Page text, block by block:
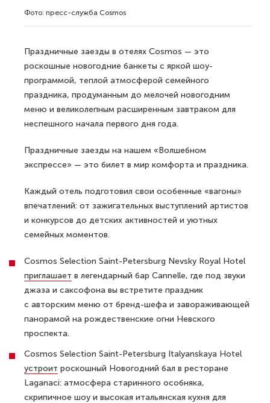
Фото: пресс-служба Cosmos
Праздничные заезды в отелях Cosmos — это
роскошные новогодние банкеты с яркой шоу-
программой, теплой атмосферой семейного
праздника, продуманным до мелочей новогодним
меню и великолепным расширенным завтраком для
неспешного начала первого дня года.
Праздничные заезды на нашем «Волшебном
экспрессе» — это билет в мир комфорта и праздника.
Каждый отель подготовил свои особенные «вагоны»
впечатлений: от зажигательных выступлений артистов
и конкурсов до детских активностей и уютных
семейных моментов.
Cosmos Selection Saint-Petersburg Nevsky Royal Hotel
приглашает в легендарный бар Cannelle, где под звуки
джаза и саксофона вы встретите праздник
с авторским меню от бренд-шефа и завораживающей
панорамой на рождественские огни Невского
проспекта.
Cosmos Selection Saint-Petersburg Italyanskaya Hotel
устроит роскошный Новогодний бал в ресторане
Laganaci: атмосфера старинного особняка,
скрипичное шоу и высокая итальянская кухня для